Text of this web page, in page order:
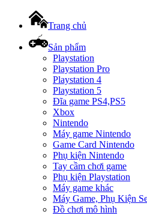
Trang chủ
Sản phẩm
Playstation
Playstation Pro
Playstation 4
Playstation 5
Đĩa game PS4,PS5
Xbox
Nintendo
Máy game Nintendo
Game Card Nintendo
Phụ kiện Nintendo
Tay cầm chơi game
Phụ kiện Playstation
Máy game khác
Máy Game, Phụ Kiện
Đồ chơi mô hình